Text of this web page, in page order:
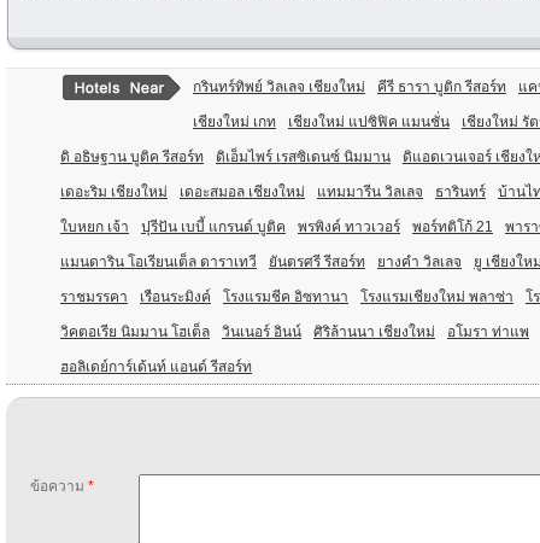
กรินทร์ทิพย์ วิลเลจ เชียงใหม่ คีรี ธารา บูติก รีสอร์ท แค
เชียงใหม่ เกท เชียงใหม่ แปซิฟิค แมนชั่น เชียงใหม่ รั
ดิ อธิษฐาน บูติค รีสอร์ท ดิเอ็มไพร์ เรสซิเดนซ์ นิมมาน ดิแอดเวนเจอร์ เชียงใ
เดอะริม เชียงใหม่ เดอะสมอล เชียงใหม่ แทมมารีน วิลเลจ ธารินทร์ บ้านไ
ใบหยก เจ้า ปุรีปัน เบบี้ แกรนด์ บูติค พรพิงค์ ทาวเวอร์ พอร์ทติโก้ 21 พาร
แมนดาริน โอเรียนเต็ล ดาราเทวี ยันตรศรี รีสอร์ท ยางคำ วิลเลจ ยู เชียงให
ราชมรรคา เรือนระมิงค์ โรงแรมชีค อิซทานา โรงแรมเชียงใหม่ พลาซ่า โ
วิคตอเรีย นิมมาน โฮเต็ล วินเนอร์ อินน์ ศิริล้านนา เชียงใหม่ อโมรา ท่าแพ
ฮอลิเดย์การ์เด้นท์ แอนด์ รีสอร์ท
ข้อความ *